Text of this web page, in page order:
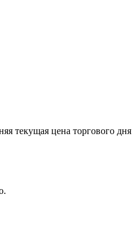
текущая цена торгового дня